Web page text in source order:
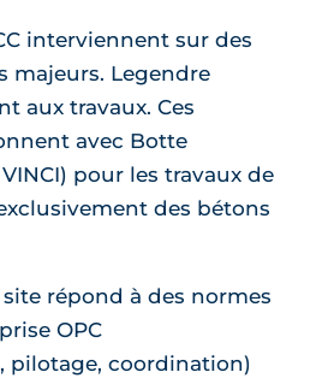
interviennent sur des
majeurs. Legendre
aux travaux. Ces
avec Botte
pour les travaux de
des bétons
répond à des normes
OPC
pilotage, coordination)